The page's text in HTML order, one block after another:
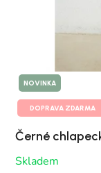
NOVINKA
DOPRAVA ZDARMA
Černé
Skladem